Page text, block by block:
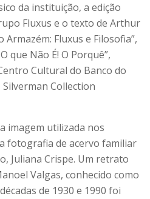
da instituição, a edição
Fluxus e o texto de Arthur
Armazém: Fluxus e Filosofia”,
que Não É! O Porquê”,
Cultural do Banco do
Collection
imagem utilizada nos
fotografia de acervo familiar
Juliana Crispe. Um retrato
Valgas, conhecido como
de 1930 e 1990 foi